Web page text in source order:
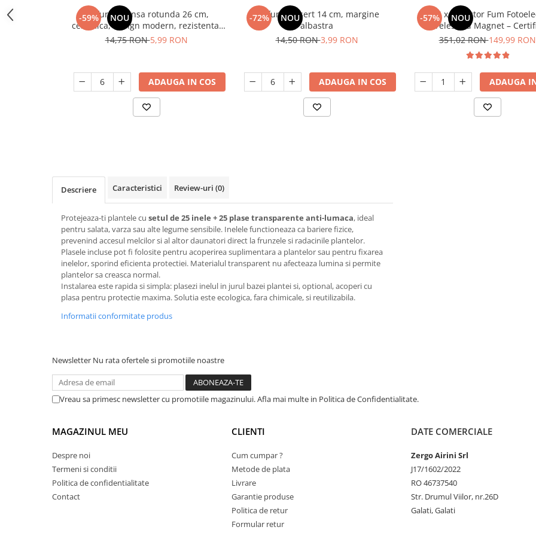
Oliviere
Paie si decoratiuni cocktail
Pensule, spatule si teluri bucatarie
Polonice, linguri si clesti de
Servicii de masa
Site bucatarie
Suport tacamuri
Suporturi si servetele
Tacamuri si seturi
Taietoare manuale
Termosuri si cani termos
Tigai si seturi
Tirbusoane si dopuri
Ustensile ornare prajituri
Vesela unica folosinta
Odorizant toaleta
Organizare si depozitare
Silicon, spume si solutii tehnice
Solutii dezinfectante
Solutii suprafete baie
Solutii suprafete bucatarie
Spalare si intretinere rufe
Suporturi si accesorii de baie
Uscatoare de rufe
-59% NOU
Farfurie intinsa rotunda 26 cm,
ceramica, design modern, rezistenta,
usor de curatat
14,75 RON5,99 RON
ADAUGA IN COS
-72% NOU
Farfurie desert 14 cm, margine
albastra
14,50 RON3,99 RON
ADAUGA IN COS
-57% NOU
Set 4 x Detector Fum
Wireless cu Magnet –
EN14604, Baterie 10 Ani,
Siguranță Casă
351,02 RON149,99 RON
ADAUGA
Descriere Caracteristici Review-uri (0)
Protejeaza-ti plantele cu setul de 25 inele + 25 plase transparente anti-lumaca, ideal
pentru salata, varza sau alte legume sensibile. Inelele functioneaza ca bariere fizice,
prevenind accesul melcilor si al altor daunatori direct la frunzele si radacinile plantelor.
Plasele incluse pot fi folosite pentru acoperirea suplimentara a plantelor sau pentru fixarea
inelelor, sporind eficienta protectiei. Materialul transparent nu afecteaza lumina si permite
plantelor sa creasca normal.
Instalarea este rapida si simpla: plasezi inelul in jurul bazei plantei si, optional, acoperi cu
plasa pentru protectie maxima. Solutia este ecologica, fara chimicale, si reutilizabila.
Informatii conformitate produs
Newsletter Nu rata ofertele si promotiile noastre
Vreau sa primesc newsletter cu promotiile magazinului. Afla mai multe in Politica de Confidentialitate.
MAGAZINUL MEU
Despre noi
Termeni si conditii
Politica de confidentialitate
Contact
CLIENTI
Cum cumpar ?
Metode de plata
Livrare
Garantie produse
Politica de retur
Formular retur
DATE COMERCIALE
Zergo Airini Srl
J17/1602/2022
RO 46737540
Str. Drumul Viilor, nr.26D
Galati, Galati